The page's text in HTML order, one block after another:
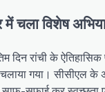
में चला विशेष
दिन रांची के ऐतिहासिक
गया। सीसीएल के